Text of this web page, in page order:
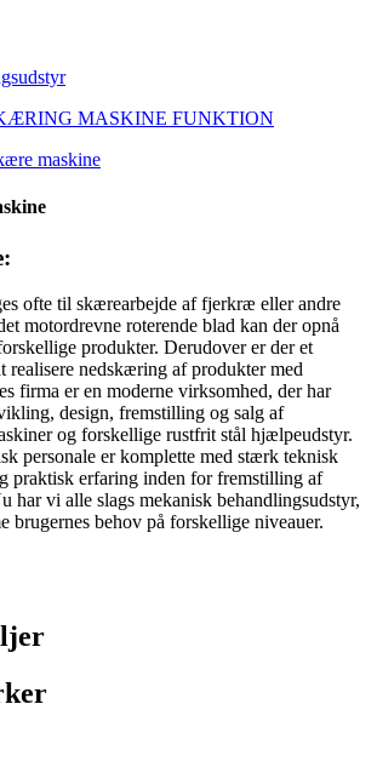
ofte til skærearbejde af fjerkræ eller andre
motordrevne roterende blad kan der opnå
produkter. Derudover er der et
realisere nedskæring af produkter med
firma er en moderne virksomhed, der har
design, fremstilling og salg af
og forskellige rustfrit stål hjælpeudstyr.
personale er komplette med stærk teknisk
praktisk erfaring inden for fremstilling af
har vi alle slags mekanisk behandlingsudstyr,
brugernes behov på forskellige niveauer.